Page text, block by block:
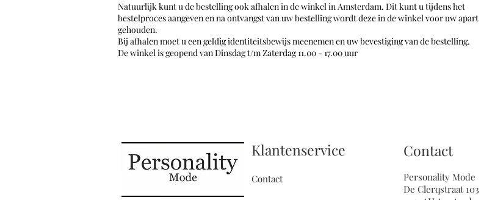
Natuurlijk kunt u de bestelling ook afhalen in de winkel in Amsterdam. Dit kunt u tijdens het
bestelproces aangeven en na ontvangst van uw bestelling wordt deze in de winkel voor uw apart
gehouden.
Bij afhalen moet u een geldig identiteitsbewijs meenemen en uw bevestiging van de bestelling.
De winkel is geopend van Dinsdag t/m Zaterdag 11.00 - 17.00 uur
Klantenservice
Contact
Contact
Personality Mode
De Clerqstraat 103